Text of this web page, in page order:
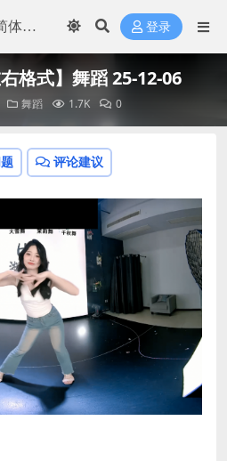
登录
右格式】舞蹈 25-12-06
舞蹈 1.7K 0
评论建议